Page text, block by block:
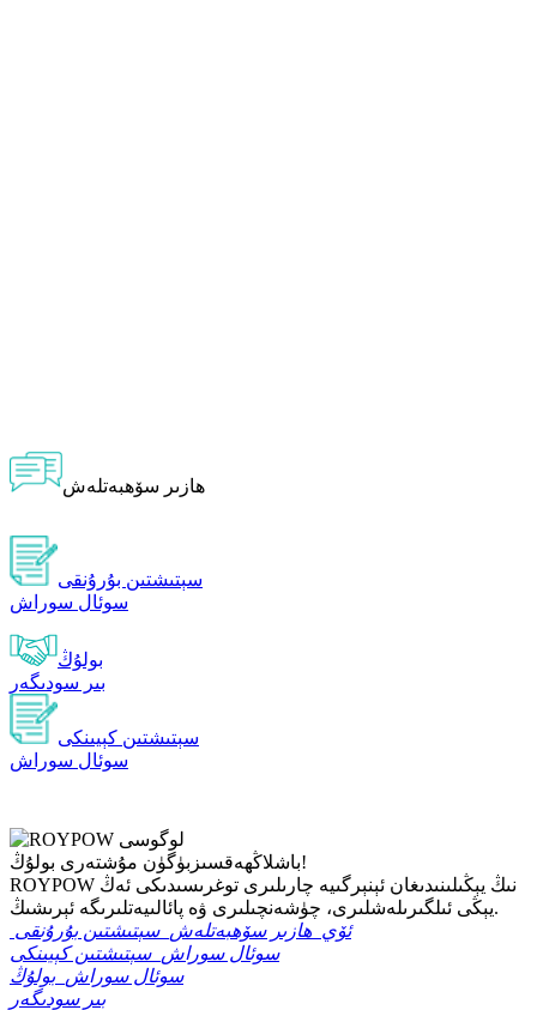
ھازىر سۆھبەتلەش
سېتىشتىن بۇرۇنقى
سوئال سوراش
بولۇڭ
بىر سودىگەر
سېتىشتىن كېيىنكى
سوئال سوراش
باشلاڭھەقسىز
بۈگۈن مۇشتەرى بولۇڭ!
ROYPOW نىڭ يېڭىلىنىدىغان ئېنېرگىيە چارىلىرى توغرىسىدىكى ئەڭ
يېڭى ئىلگىرىلەشلىرى، چۈشەنچىلىرى ۋە پائالىيەتلىرىگە ئېرىشىڭ.
ئۆي ھازىر سۆھبەتلەش سېتىشتىن بۇرۇنقى
سوئال سوراش سېتىشتىن كېيىنكى
سوئال سوراش بولۇڭ
بىر سودىگەر